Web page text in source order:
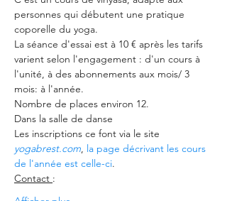
personnes qui débutent une pratique
coporelle du yoga.
La séance d'essai est à 10 € après les tarifs
varient selon l'engagement : d'un cours à
l'unité, à des abonnements aux mois/ 3
mois: à l'année.
Nombre de places environ 12.
Dans la salle de danse
Les inscriptions ce font via le site
yogabrest.com, la page décrivant les cours
de l'année est celle-ci.
Contact :